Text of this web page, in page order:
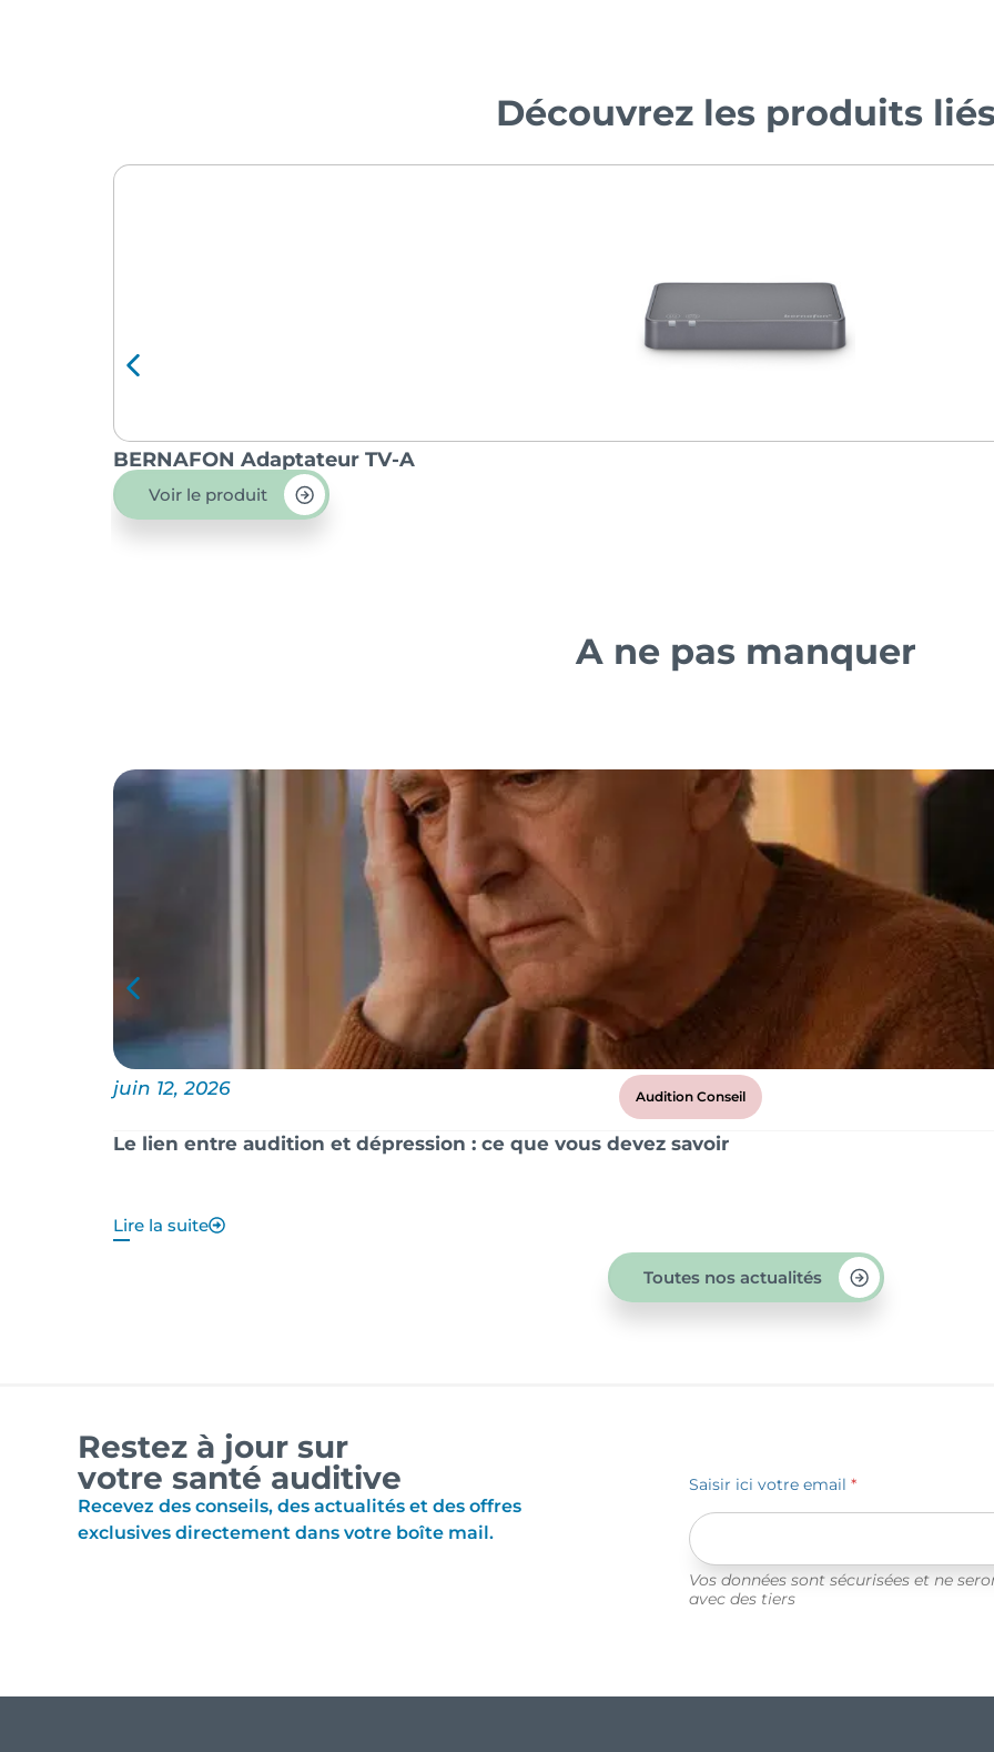
Découvrez les produits
BERNAFON Adaptateur TV-A
Voir le produit
A ne pas manquer
juin 12, 2026 Audition Conseil
Le lien entre audition et dépression : ce que vous devez savoir
Lire la suite
Toutes nos actualités
Restez à jour sur
votre santé auditive
Recevez des conseils, des actualités et des offres
exclusives directement dans votre boîte mail.
Saisir ici votre email *
Vos données sont sécurisées et ne
avec des tiers